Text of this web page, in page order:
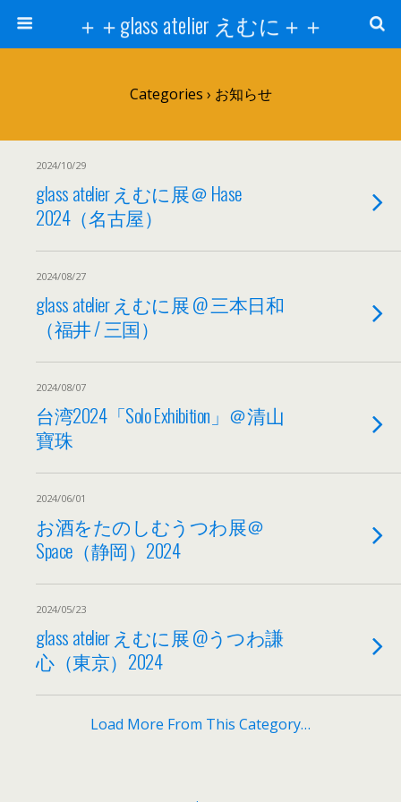
＋＋glass atelier えむに＋＋
Categories › お知らせ
2024/10/29
glass atelier えむに展＠ Hase
2024（名古屋）
2024/08/27
glass atelier えむに展 @ 三本日和
（福井 / 三国）
2024/08/07
台湾2024「Solo Exhibition」＠清山
寶珠
2024/06/01
お酒をたのしむうつわ展＠
Space（静岡）2024
2024/05/23
glass atelier えむに展 @うつわ謙
心（東京）2024
Load More From This Category…